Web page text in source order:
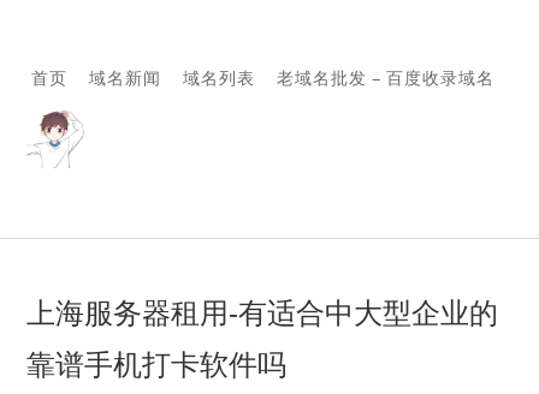
首页 域名新闻 域名列表 老域名批发 – 百度收录域名
上海服务器租用-有适合中大型企业的
靠谱手机打卡软件吗